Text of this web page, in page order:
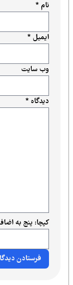
دیدگاه*
ایمیل*
وب‌ سایت
کپچا: پنج به اضافه